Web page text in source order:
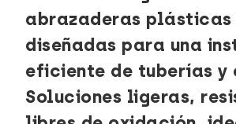
abrazaderas plásticas
diseñadas para una
eficiente de tuberías y
Soluciones ligeras,